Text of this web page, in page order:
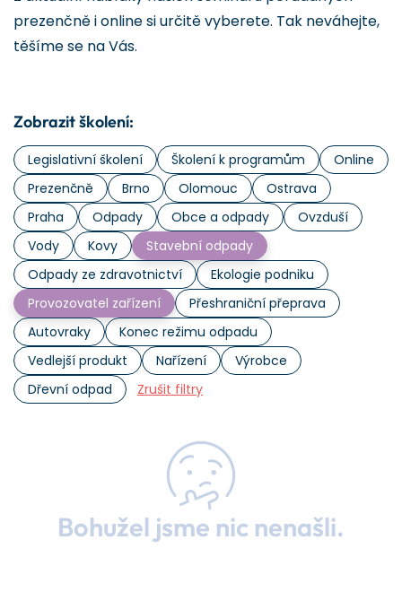
prezenčně i online si určitě vyberete. Tak neváhejte,
těšíme se na Vás.
Zobrazit školení:
Legislativní školení Školení k programům
Online
Prezenčně
Brno Olomouc
Ostrava
Praha
Odpady Obce a odpady
Ovzduší
Vody
Kovy
Stavební odpady
Odpady ze zdravotnictví
Ekologie podniku
Provozovatel zařízení
Přeshraniční přeprava
Autovraky
Konec režimu odpadu
Vedlejší produkt
Nařízení
Výrobce
Dřevní odpad
Zrušit filtry
Bohužel jsme nic nenašli.